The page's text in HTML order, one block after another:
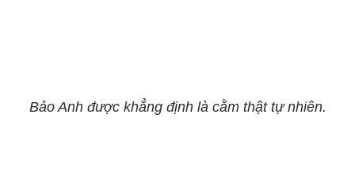
Bảo Anh được khẳng định là cằm thật tự nhiên.